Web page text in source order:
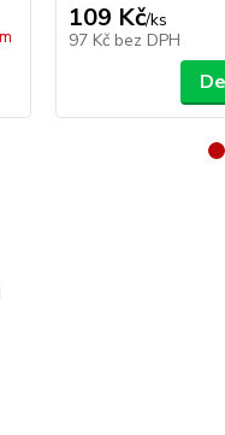
109 Kč/ks
97 Kč bez DPH